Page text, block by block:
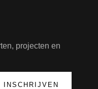
projecten en